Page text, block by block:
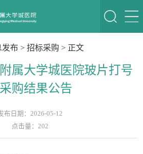
发布 > 招标采购 > 正文
属大学城医院玻片打号
购结果公告
布日期：2026-05-12
点击量： 202